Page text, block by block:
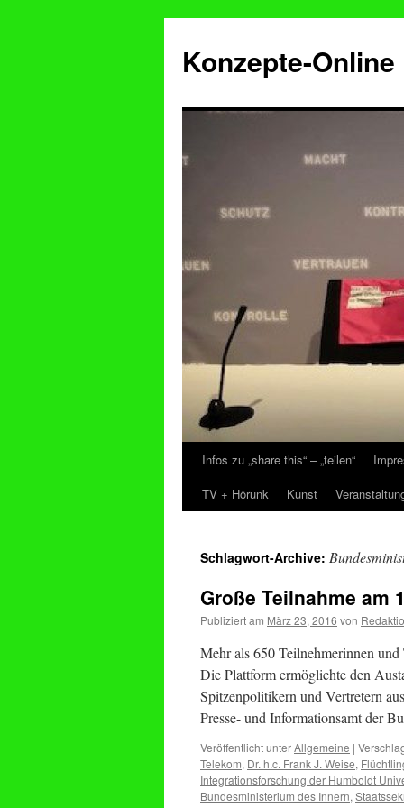
Konzepte-Online
Zum
Inhalt
Infos zu „share this“ – „teilen“
TV + Hörunk
Kunst
Schlagwort-Archive:
Große Teilnahme am
Publiziert am März 23, 2016 von
Mehr als 650 Teilnehmerinnen
Die Plattform ermöglichte den
Spitzenpolitikern und Vertretern
Presse- und Informationsamt der
Veröffentlicht unterAllgemeine |
Telekom, Dr. h.c. Frank J. Weise,
Integrationsforschung der Humboldt
Bundesministerium des Innern,